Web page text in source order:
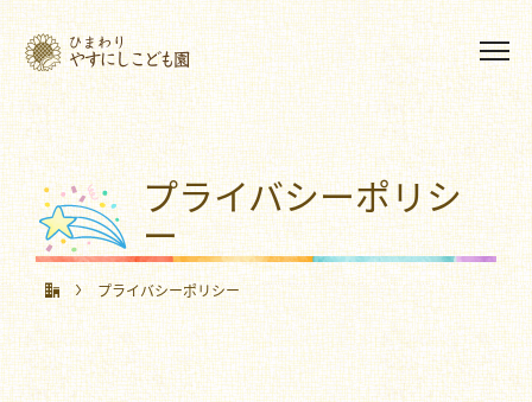
プライバシーポリシ
ー
プライバシーポリシー